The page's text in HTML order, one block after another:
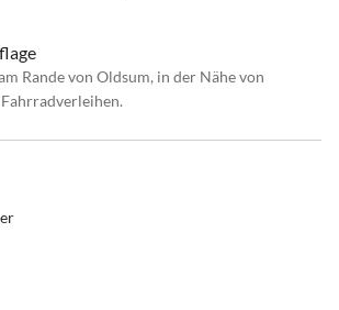
Rande von Oldsum, in der Nähe von